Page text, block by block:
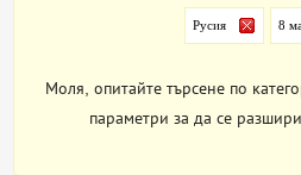
Русия 8
Моля, опитайте търсене по
параметри за да се